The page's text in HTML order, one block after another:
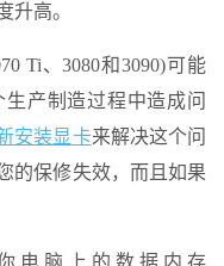
升高。
Ti、3080和3090)可能
产制造过程中造成问
安装显卡来解决这个问
的保修失效，而且如果
电脑上的数据内存